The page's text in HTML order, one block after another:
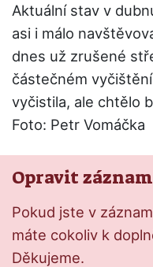
Aktuální stav v
asi i málo
dnes už zrušené
částečném
vyčistila, ale chtělo
Foto: Petr Vomáčka
Opravit záznam
Pokud jste v
máte cokoliv k
Děkujeme.